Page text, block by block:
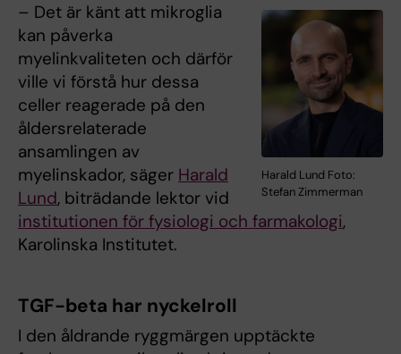
Harald Lund Foto:
Stefan Zimmerman
– Det är känt att mikroglia
kan påverka
myelinkvaliteten och därför
ville vi förstå hur dessa
celler reagerade på den
åldersrelaterade
ansamlingen av
myelinskador, säger Harald
Lund, biträdande lektor vid
institutionen för fysiologi och farmakologi,
Karolinska Institutet.
TGF-beta har nyckelroll
I den åldrande ryggmärgen upptäckte